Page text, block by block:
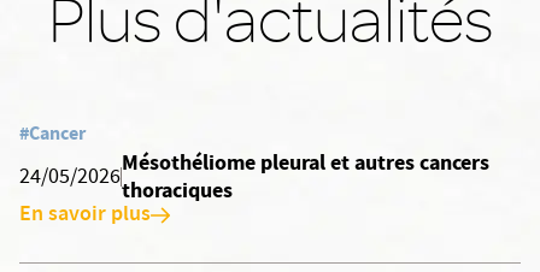
Plus d'actualités
#Cancer
24/05/2026
Mésothéliome pleural et autres cancers
thoraciques
En savoir plus